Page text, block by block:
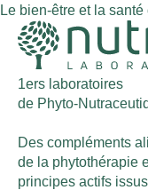
Le bien-être et la
1ers laboratoires
de Phyto-
Des compléments
de la phytothérapie
principes actifs